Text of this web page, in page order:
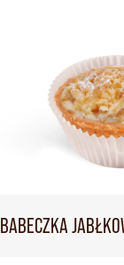
BABECZKA